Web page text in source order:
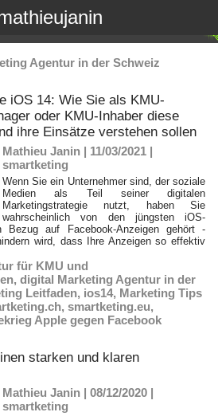
Agentur in der Schweiz
iOS 14: Wie Sie als KMU-
oder KMU-Inhaber diese
ihre Einsätze verstehen sollen
Mathieu Janin | 11/03/2021 |
smartketing
Wenn Sie ein Unternehmer sind, der soziale
Medien als Teil seiner digitalen
Marketingstrategie nutzt, haben Sie
wahrscheinlich von den jüngsten iOS-
Bezug auf Facebook-Anzeigen gehört -
wird, dass Ihre Anzeigen so effektiv
für KMU und
, digital Marketing Agentur in der
Leitfaden, ios14, Marketing Tips
, smartketing.eu,
Apple gegen Facebook
starken und klaren
Mathieu Janin | 08/12/2020 |
smartketing